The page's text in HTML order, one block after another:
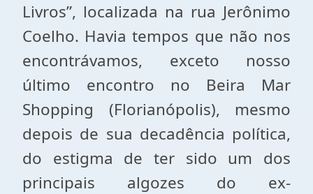
Livros”, localizada na rua Jerônimo
Coelho. Havia tempos que não nos
encontrávamos, exceto nosso
último encontro no Beira Mar
Shopping (Florianópolis), mesmo
depois de sua decadência política,
do estigma de ter sido um dos
principais algozes do ex-